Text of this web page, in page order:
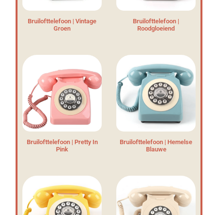
Bruilofttelefoon | Vintage
Groen
Bruilofttelefoon |
Roodgloeiend
Bruilofttelefoon | Pretty In
Pink
Bruilofttelefoon | Hemelse
Blauwe